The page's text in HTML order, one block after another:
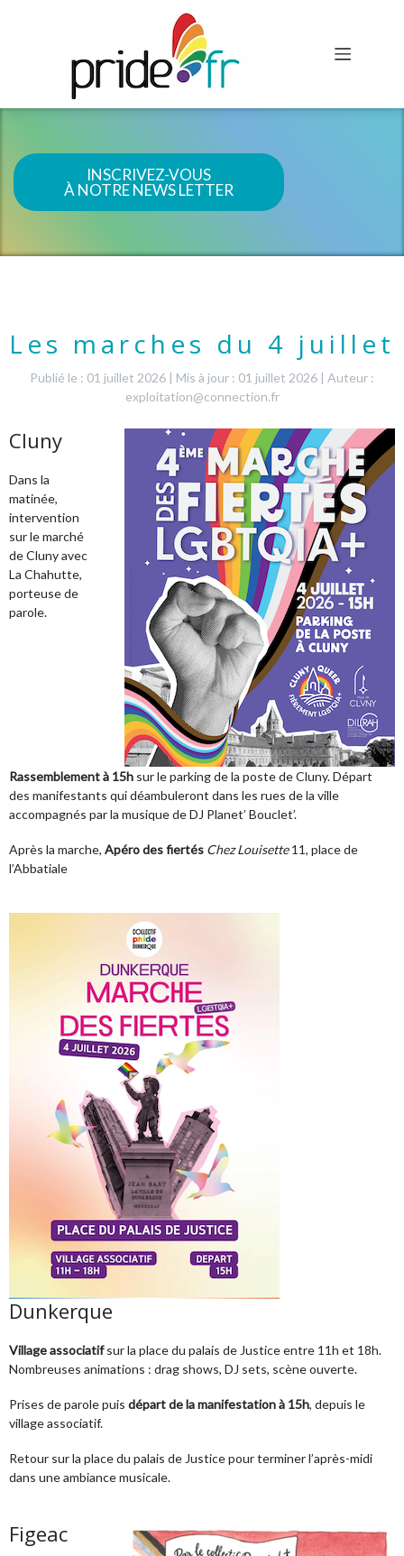
INSCRIVEZ-VOUS
À NOTRE NEWS LETTER
Les marches du 4 juillet
Publié le : 01 juillet 2026 | Mis à jour : 01 juillet 2026 | Auteur :
exploitation@connection.fr
Cluny
Dans la
matinée,
intervention
sur le marché
de Cluny avec
La Chahutte,
porteuse de
parole.
Rassemblement à 15h sur le parking de la poste de Cluny. Départ
des manifestants qui déambuleront dans les rues de la ville
accompagnés par la musique de DJ Planet’ Bouclet’.
Après la marche, Apéro des fiertés Chez Louisette11, place de
l’Abbatiale
Dunkerque
Village associatifsur la place du palais de Justice entre 11h et 18h.
Nombreuses animations : drag shows, DJ sets, scène ouverte.
Prises de parole puis départ de la manifestation à 15h, depuis le
village associatif.
Retour sur la place du palais de Justice pour terminer l’après-midi
dans une ambiance musicale.
Figeac